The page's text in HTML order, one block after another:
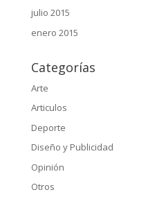
julio 2015
enero 2015
Categorías
Arte
Articulos
Deporte
Diseño y Publicidad
Opinión
Otros